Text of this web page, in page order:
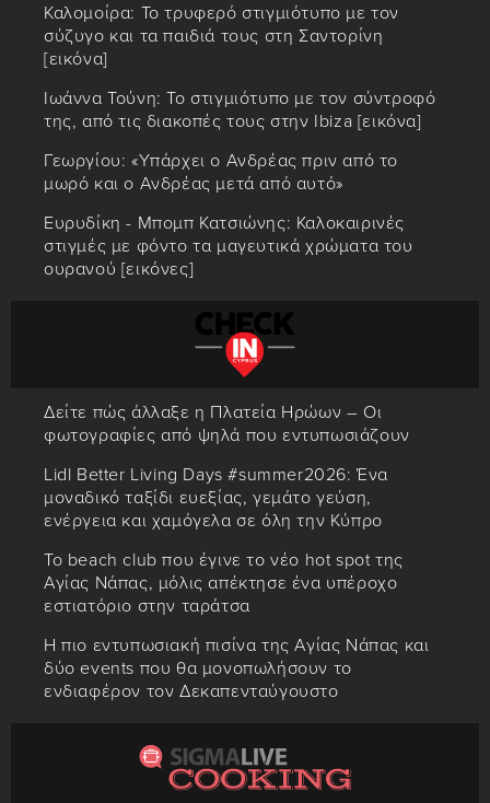
Καλομοίρα: Το τρυφερό στιγμιότυπο με τον
σύζυγο και τα παιδιά τους στη Σαντορίνη
[εικόνα]
Ιωάννα Τούνη: Το στιγμιότυπο με τον σύντροφό
της, από τις διακοπές τους στην Ibiza [εικόνα]
Γεωργίου: «Υπάρχει ο Ανδρέας πριν από το
μωρό και ο Ανδρέας μετά από αυτό»
Ευρυδίκη - Μπομπ Κατσιώνης: Καλοκαιρινές
στιγμές με φόντο τα μαγευτικά χρώματα του
ουρανού [εικόνες]
Δείτε πώς άλλαξε η Πλατεία Ηρώων – Οι
φωτογραφίες από ψηλά που εντυπωσιάζουν
Lidl Better Living Days #summer2026: Ένα
μοναδικό ταξίδι ευεξίας, γεμάτο γεύση,
ενέργεια και χαμόγελα σε όλη την Κύπρο
Το beach club που έγινε το νέο hot spot της
Αγίας Νάπας, μόλις απέκτησε ένα υπέροχο
εστιατόριο στην ταράτσα
Η πιο εντυπωσιακή πισίνα της Αγίας Νάπας και
δύο events που θα μονοπωλήσουν το
ενδιαφέρον τον Δεκαπενταύγουστο